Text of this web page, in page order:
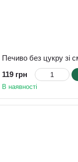
119 грн
В наявності